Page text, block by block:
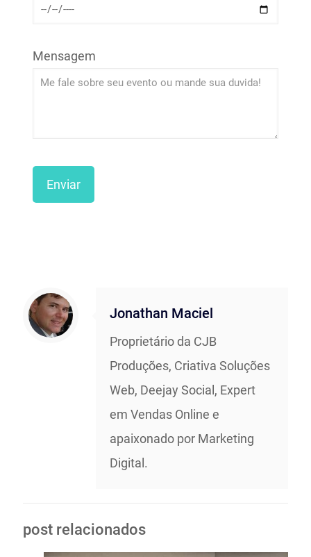
Mensagem
Jonathan Maciel
Proprietário da CJB
Produções, Criativa Soluções
Web, Deejay Social, Expert
em Vendas Online e
apaixonado por Marketing
Digital.
post relacionados